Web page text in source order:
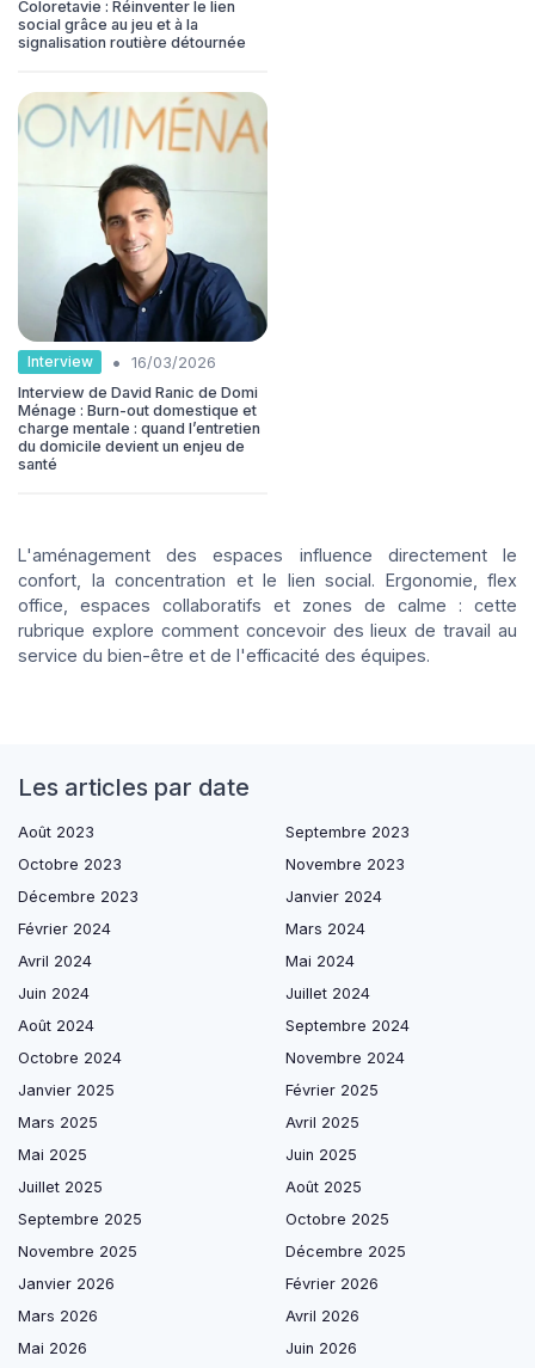
Coloretavie : Réinventer le lien
social grâce au jeu et à la
signalisation routière détournée
Interview •
16/03/2026
Interview de David Ranic de Domi
Ménage : Burn-out domestique et
charge mentale : quand l’entretien
du domicile devient un enjeu de
santé
L'aménagement des espaces influence directement le
confort, la concentration et le lien social. Ergonomie, flex
office, espaces collaboratifs et zones de calme : cette
rubrique explore comment concevoir des lieux de travail au
service du bien-être et de l'efficacité des équipes.
Les articles par date
Août 2023
Septembre 2023
Octobre 2023
Novembre 2023
Décembre 2023
Janvier 2024
Février 2024
Mars 2024
Avril 2024
Mai 2024
Juin 2024
Juillet 2024
Août 2024
Septembre 2024
Octobre 2024
Novembre 2024
Janvier 2025
Février 2025
Mars 2025
Avril 2025
Mai 2025
Juin 2025
Juillet 2025
Août 2025
Septembre 2025
Octobre 2025
Novembre 2025
Décembre 2025
Janvier 2026
Février 2026
Mars 2026
Avril 2026
Mai 2026
Juin 2026